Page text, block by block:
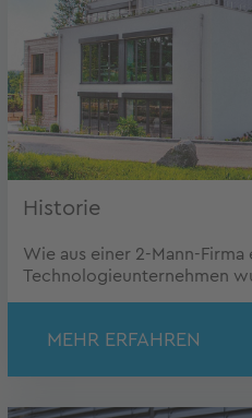
Historie
Wie aus einer 2-Mann-
Technologieunternehmen
MEHR ERFAHREN